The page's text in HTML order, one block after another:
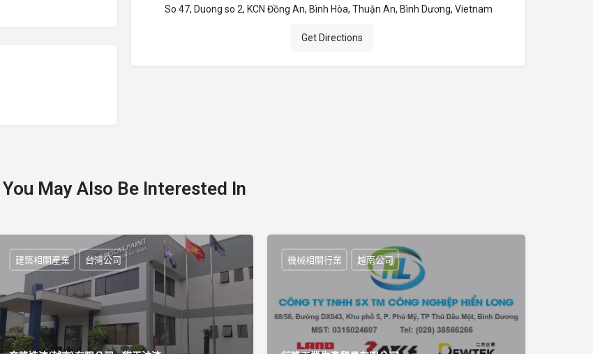
So 47, Duong so 2, KCN Đồng An, Bình Hòa, Thuận An, Bình Dương, Vietnam
Get Directions
You May Also Be Interested In
建築相關產業 台灣公司 機械相關行業 越南公司